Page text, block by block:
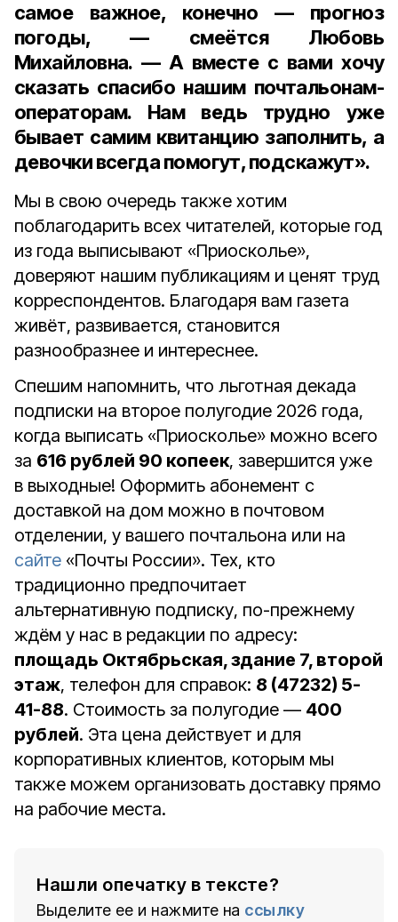
самое важное, конечно — прогноз
погоды, — смеётся Любовь
Михайловна. — А вместе с вами хочу
сказать спасибо нашим почтальонам-
операторам. Нам ведь трудно уже
бывает самим квитанцию заполнить, а
девочки всегда помогут, подскажут».
Мы в свою очередь также хотим
поблагодарить всех читателей, которые год
из года выписывают «Приосколье»,
доверяют нашим публикациям и ценят труд
корреспондентов. Благодаря вам газета
живёт, развивается, становится
разнообразнее и интереснее.
Спешим напомнить, что льготная декада
подписки на второе полугодие 2026 года,
когда выписать «Приосколье» можно всего
за 616 рублей 90 копеек, завершится уже
в выходные! Оформить абонемент с
доставкой на дом можно в почтовом
отделении, у вашего почтальона или на
сайте «Почты России». Тех, кто
традиционно предпочитает
альтернативную подписку, по-прежнему
ждём у нас в редакции по адресу:
площадь Октябрьская, здание 7, второй
этаж, телефон для справок: 8 (47232) 5-
41-88. Стоимость за полугодие — 400
рублей. Эта цена действует и для
корпоративных клиентов, которым мы
также можем организовать доставку прямо
на рабочие места.
Нашли опечатку в тексте?
Выделите ее и нажмите на ссылку